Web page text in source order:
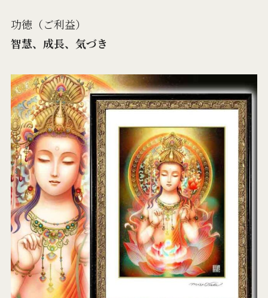
功徳（ご利益）
智慧、成長、気づき